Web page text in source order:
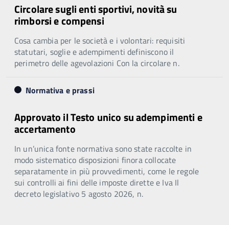
Circolare sugli enti sportivi, novità su
rimborsi e compensi
Cosa cambia per le società e i volontari: requisiti
statutari, soglie e adempimenti definiscono il
perimetro delle agevolazioni Con la circolare n.
Normativa e prassi
Approvato il Testo unico su adempimenti e
accertamento
In un’unica fonte normativa sono state raccolte in
modo sistematico disposizioni finora collocate
separatamente in più provvedimenti, come le regole
sui controlli ai fini delle imposte dirette e Iva Il
decreto legislativo 5 agosto 2026, n.